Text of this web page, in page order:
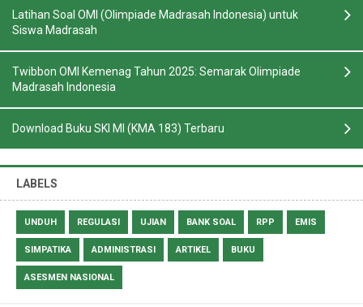
Latihan Soal OMI (Olimpiade Madrasah Indonesia) untuk
Siswa Madrasah
Twibbon OMI Kemenag Tahun 2025: Semarak Olimpiade
Madrasah Indonesia
Download Buku SKI MI (KMA 183) Terbaru
LABELS
UNDUH REGULASI UJIAN BANK SOAL RPP EMIS
SIMPATIKA ADMINISTRASI ARTIKEL BUKU
ASESMEN NASIONAL